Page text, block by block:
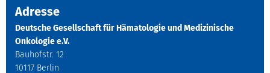
Adresse
Deutsche Gesellschaft für Hämatologie und Medizinische
Onkologie e.V.
Bauhofstr. 12
10117 Berlin